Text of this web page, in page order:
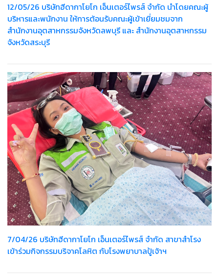
12/05/26 บริษัทฮีดากาโยโก เอ็นเตอร์ไพรส์ จำกัด นำโดยคณะผู้
บริหารและพนักงาน ให้การต้อนรับคณะผู้เข้าเยี่ยมชมจาก
สำนักงานอุตสาหกรรมจังหวัดลพบุรี และ สำนักงานอุตสาหกรรม
จังหวัดสระบุรี
7/04/26 บริษัทฮีดากาโยโก เอ็นเตอร์ไพรส์ จำกัด สาขาสำโรง
เข้าร่วมกิจกรรมบริจาคโลหิต กับโรงพยาบาลปู้เจ้าฯ